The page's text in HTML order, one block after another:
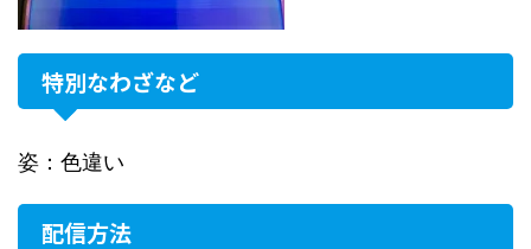
特別なわざなど
姿：色違い
配信方法